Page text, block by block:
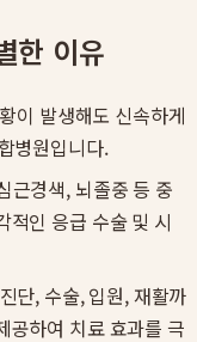
한 이유
이 발생해도 신속하게
병원입니다.
근경색, 뇌졸중 등 중
적인 응급 수술 및 시
단, 수술, 입원, 재활까
공하여 치료 효과를 극